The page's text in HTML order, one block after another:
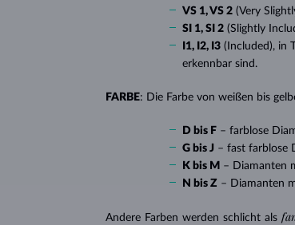
VS 1, VS 2 (Very
SI 1, SI 2 (Slightly
I1, I2, I3 (Included), in
erkennbar sind.
FARBE: Die Farbe von weißen bis
D bis F – farblose
G bis J – fast farblose
K bis M – Diamanten
N bis Z – Diamanten
Andere Farben werden schlicht als